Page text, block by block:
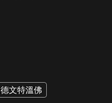
德文特溫佛